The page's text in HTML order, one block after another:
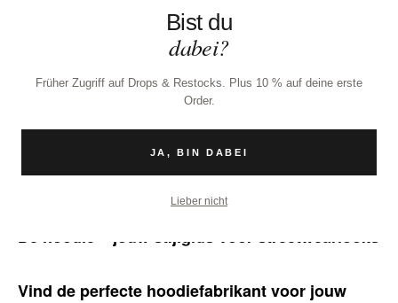
Bist du
dabei?
Früher Zugriff auf Drops & Restocks. Plus 10 % auf deine erste
Order.
JA, BIN DABEI
Lieber nicht
De hoodie – jouw stijlgids voor streetwearlooks
Vind de perfecte hoodiefabrikant voor jouw